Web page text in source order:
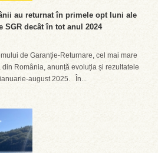
au returnat în primele opt luni ale
decât în tot anul 2024
de Garanție-Returnare, cel mai mare
România, anunță evoluția și rezultatele
august 2025. În...